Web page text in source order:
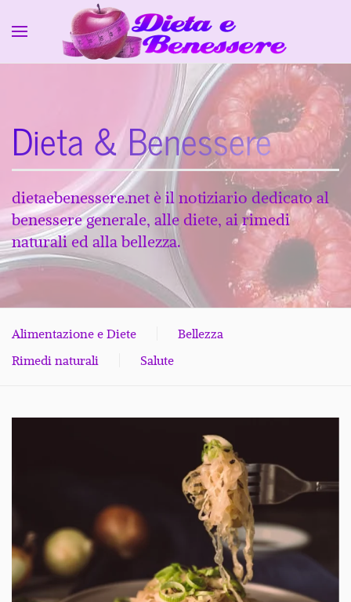
Skip to main content
Dieta & Benessere
dietaebenessere.net è il notiziario dedicato al
benessere generale, alle diete, ai rimedi
naturali ed alla bellezza.
Alimentazione e Diete
Bellezza
Rimedi naturali
Salute